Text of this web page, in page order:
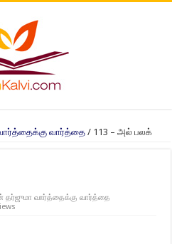
வார்த்தை / 113 – அல் பலக்
தர்ஜுமா வார்த்தைக்கு வார்த்தை